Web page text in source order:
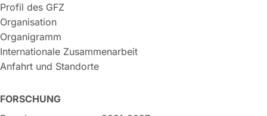
Profil des GFZ
Organisation
Organigramm
Internationale Zusammenarbeit
Anfahrt und Standorte
FORSCHUNG